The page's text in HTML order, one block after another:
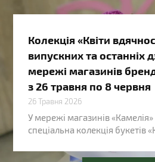
Колекція «Квіти
випускних та останніх
мережі магазинів
з 26 травня по 8 червня
26 Травня 2026
У мережі магазинів
спеціальна колекція букетів